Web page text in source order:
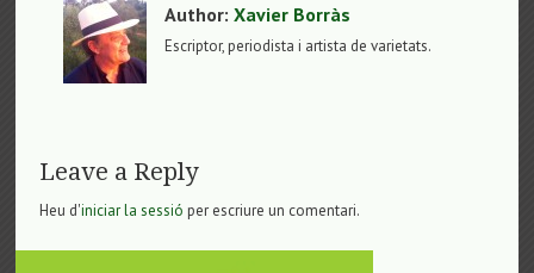
Author:Xavier Borràs
Escriptor, periodista i artista de varietats.
Leave a Reply
Heu d'iniciar la sessió per escriure un comentari.